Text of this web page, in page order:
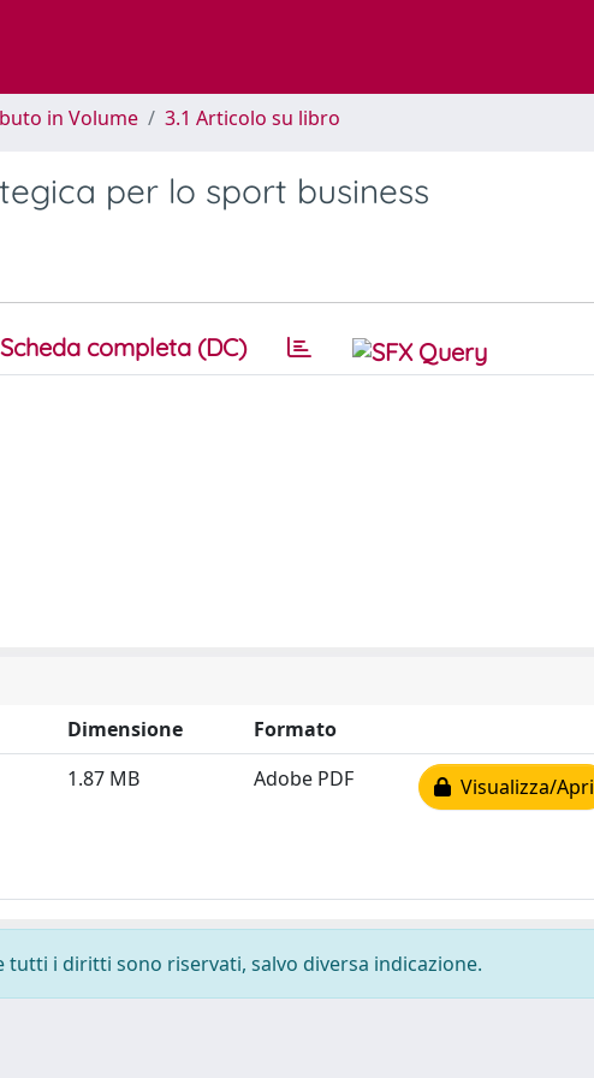
in Volume 3.1 Articolo su libro
per lo sport business
Scheda completa (DC)
Dimensione
Formato
1.87 MB Adobe PDF Visualizza/Apri
i diritti sono riservati, salvo diversa indicazione.